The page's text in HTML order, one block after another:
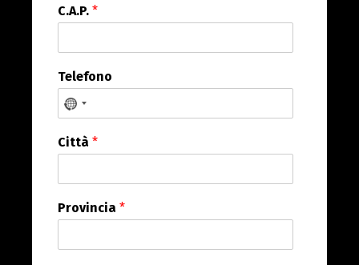
C.A.P. *
Telefono
No country selected
Città *
Provincia *